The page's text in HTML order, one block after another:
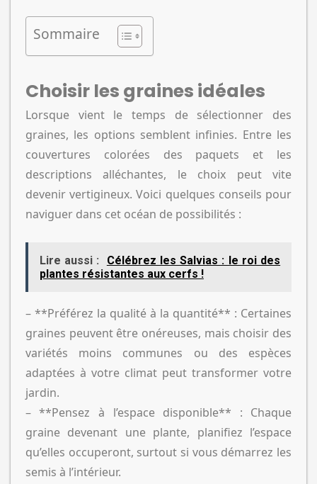
Sommaire
Choisir les graines idéales
Lorsque vient le temps de sélectionner des
graines, les options semblent infinies. Entre les
couvertures colorées des paquets et les
descriptions alléchantes, le choix peut vite
devenir vertigineux. Voici quelques conseils pour
naviguer dans cet océan de possibilités :
Lire aussi :
Célébrez les Salvias : le roi des
plantes résistantes aux cerfs !
– **Préférez la qualité à la quantité** : Certaines
graines peuvent être onéreuses, mais choisir des
variétés moins communes ou des espèces
adaptées à votre climat peut transformer votre
jardin.
– **Pensez à l’espace disponible** : Chaque
graine devenant une plante, planifiez l’espace
qu’elles occuperont, surtout si vous démarrez les
semis à l’intérieur.